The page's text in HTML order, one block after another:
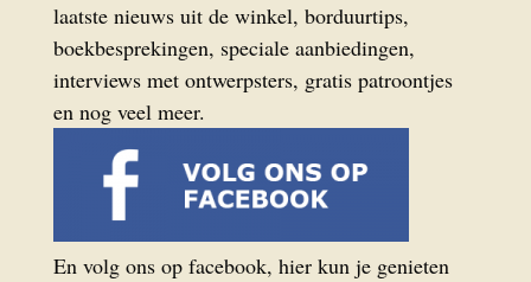
laatste nieuws uit de winkel, borduurtips,
boekbesprekingen, speciale aanbiedingen,
interviews met ontwerpsters, gratis patroontjes
en nog veel meer.
En volg ons op facebook, hier kun je genieten